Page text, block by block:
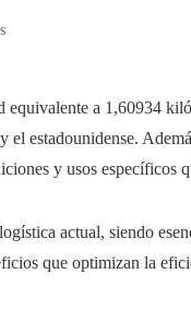
equivalente a 1,60934
el estadounidense.
y usos específicos
actual, siendo
que optimizan la